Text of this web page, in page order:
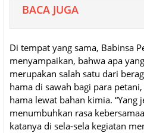
BACA JUGA
Di tempat yang sama, Babinsa
menyampaikan, bahwa apa
merupakan salah satu dari
hama di sawah bagi para
hama lewat bahan kimia. “Yang
menumbuhkan rasa
katanya di sela-sela kegiatan